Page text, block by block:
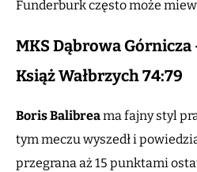
Funderburk często może
MKS Dąbrowa
Książ Wałbrzych 74:79
Boris Balibreama fajny styl
tym meczu wyszedł i
przegrana aż 15 punktami